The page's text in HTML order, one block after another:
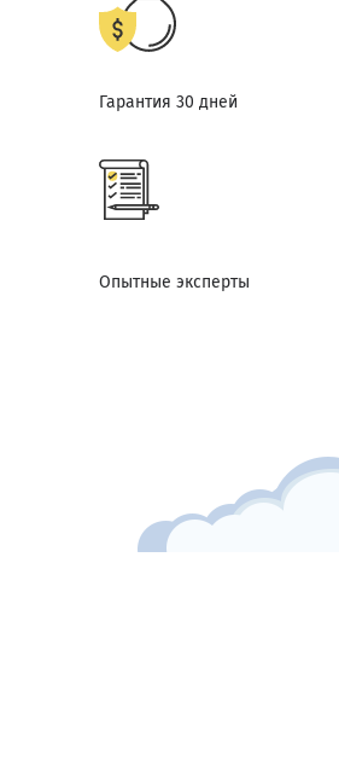
Гарантия 30 дней
Опытные эксперты